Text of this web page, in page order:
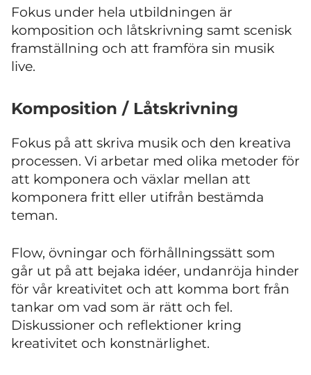
Fokus under hela utbildningen är
komposition och låtskrivning samt scenisk
framställning och att framföra sin musik
live.
Komposition / Låtskrivning
Fokus på att skriva musik och den kreativa
processen. Vi arbetar med olika metoder för
att komponera och växlar mellan att
komponera fritt eller utifrån bestämda
teman.
Flow, övningar och förhållningssätt som
går ut på att bejaka idéer, undanröja hinder
för vår kreativitet och att komma bort från
tankar om vad som är rätt och fel.
Diskussioner och reflektioner kring
kreativitet och konstnärlighet.